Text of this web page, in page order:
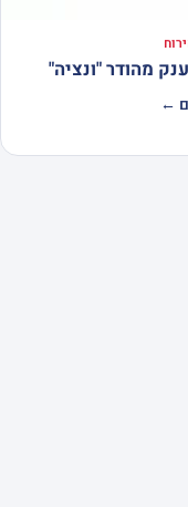
מהודר "ונציה"
←